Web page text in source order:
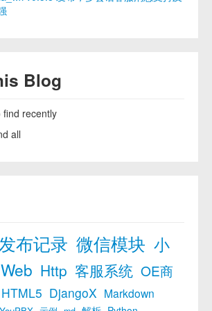
Blog
find recently
all
布记录 微信模块 小
Web Http 客服系统 OE商
HTML5 DjangoX Markdown